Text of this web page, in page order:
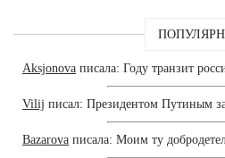
Aksjonova писала: Году транзит
Vilij писал: Президентом Путиным
Bazarova писала: Моим ту